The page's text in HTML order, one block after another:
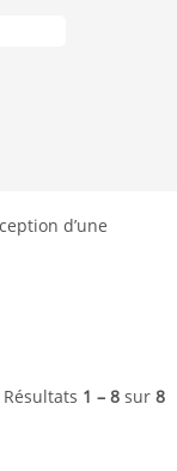
d’une
Résultats 1 – 8 sur 8